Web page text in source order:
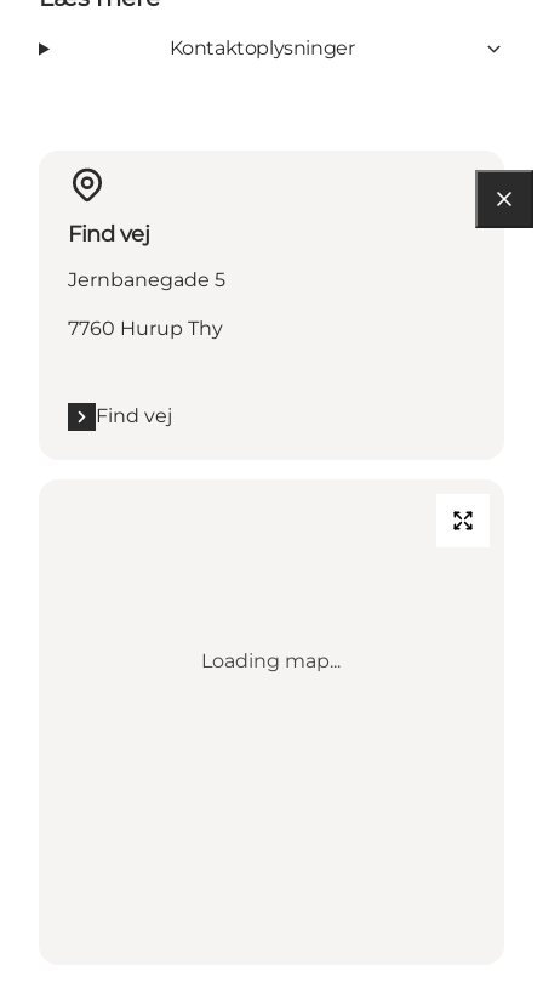
Kontaktoplysninger
Find vej
Jernbanegade 5
7760 Hurup Thy
Find vej
Loading map...